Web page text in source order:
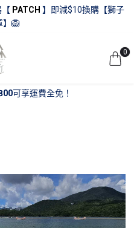
【 PATCH 】即減$10換購【獅子
】🦁
0
可享運費全免！